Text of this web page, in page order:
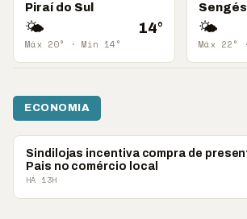
Piraí do Sul
🌤️ 14°
Máx 20° · Mín 14°
Sengés
🌤️
Máx 22°
ECONOMIA
ECONOMIA
Sindilojas incentiva compra de
Pais no comércio local
HÁ 13H